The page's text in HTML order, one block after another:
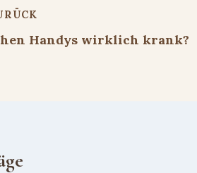
Handys wirklich krank?